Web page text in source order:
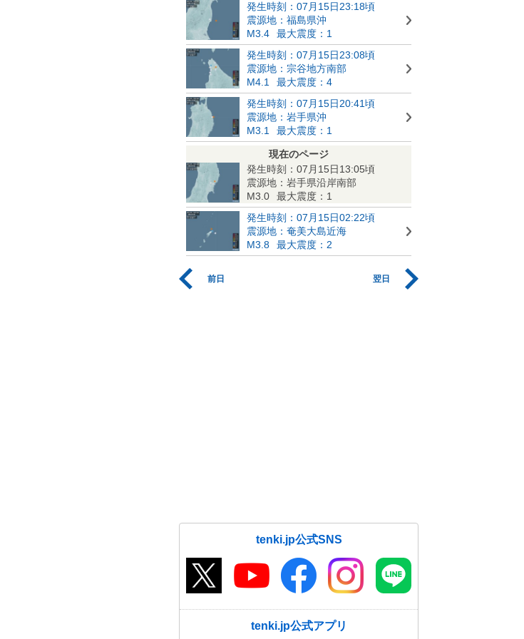
発生時刻：07月15日23:18頃
震源地：福島県沖
M3.4
最大震度：1
発生時刻：07月15日23:08頃
震源地：宗谷地方南部
M4.1
最大震度：4
発生時刻：07月15日20:41頃
震源地：岩手県沖
M3.1
最大震度：1
現在のページ
発生時刻：07月15日13:05頃
震源地：岩手県沿岸南部
M3.0
最大震度：1
発生時刻：07月15日02:22頃
震源地：奄美大島近海
M3.8
最大震度：2
前日 翌日
tenki.jp公式SNS
tenki.jp公式アプリ